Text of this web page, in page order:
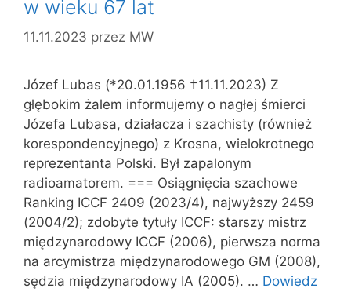
w wieku 67 lat
11.11.2023 przez MW
Józef Lubas (*20.01.1956 †11.11.2023) Z
głębokim żalem informujemy o nagłej śmierci
Józefa Lubasa, działacza i szachisty (również
korespondencyjnego) z Krosna, wielokrotnego
reprezentanta Polski. Był zapalonym
radioamatorem. === Osiągnięcia szachowe
Ranking ICCF 2409 (2023/4), najwyższy 2459
(2004/2); zdobyte tytuły ICCF: starszy mistrz
międzynarodowy ICCF (2006), pierwsza norma
na arcymistrza międzynarodowego GM (2008),
sędzia międzynarodowy IA (2005). … Dowiedz